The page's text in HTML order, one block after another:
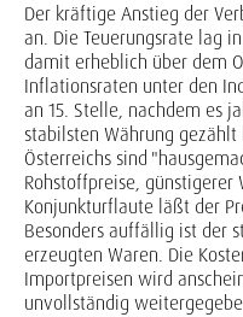
Der kräftige Anstieg der
an. Die Teuerungsrate lag
damit erheblich über dem
Inflationsraten unter den
an 15. Stelle, nachdem es
stabilsten Währung
Österreichs sind
Rohstoffpreise, günstigerer
Konjunkturflaute läßt der
Besonders auffällig ist der
erzeugten Waren. Die
Importpreisen wird
unvollständig